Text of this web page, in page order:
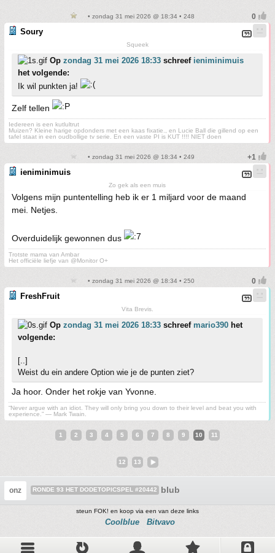
• zondag 31 mei 2026 @ 18:34 • 248
Soury
Squeek
Op zondag 31 mei 2026 18:33 schreef ieniminimuis
het volgende:
Ik wil punkten ja!
Zelf tellen
Iedereen is een kutlultrut
Muizen? Kleine harige opdonders met een kaas fixatie., en Lucie Ball die gillend op een
tafel staat in een oudbollige tv serie. En een vaste PI is KUT !!!! NIET doen
• zondag 31 mei 2026 @ 18:34 • 249
ieniminimuis
Zo gek als een muis
Volgens mijn puntentelling heb ik er 1 miljard voor de maand
mei. Netjes.
Overduidelijk gewonnen dus
Trotste mama van Ambar
Het officiële liefje van @Monitor O+
• zondag 31 mei 2026 @ 18:34 • 250
FreshFruit
Vita Brevis.
Op zondag 31 mei 2026 18:33 schreef mario390 het
volgende:
[..]
Weist du ein andere Option wie je de punten ziet?
Ja hoor. Onder het rokje van Yvonne.
“Never argue with an idiot. They will only bring you down to their level and beat you with
experience.” ― Mark Twain.
1 2 3 4 5 6 7 8 9 10 11
12 13
onz RONDE 93 HET DODETOPICSPEL #20442 blub
steun FOK! en koop via een van deze links
Coolblue Bitvavo